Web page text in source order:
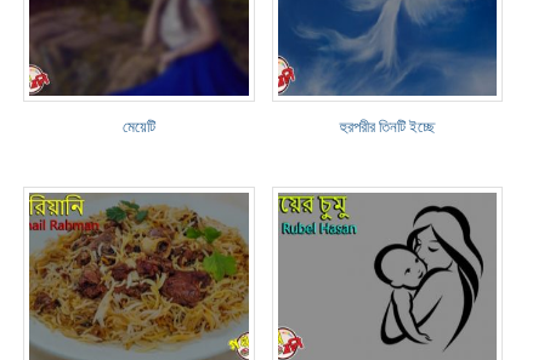
মেয়েটি হুরপরীর তিনটি ইচ্ছে